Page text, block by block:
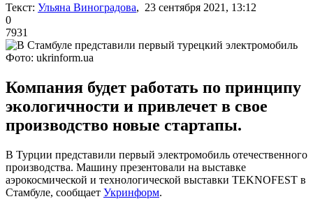
Текст: Ульяна Виноградова, 23 сентября 2021, 13:12
0
7931
Фото: ukrinform.ua
Компания будет работать по принципу
экологичности и привлечет в свое
производство новые стартапы.
В Турции представили первый электромобиль отечественного
производства. Машину презентовали на выставке
аэрокосмической и технологической выставки TEKNOFEST в
Стамбуле, сообщает Укринформ.